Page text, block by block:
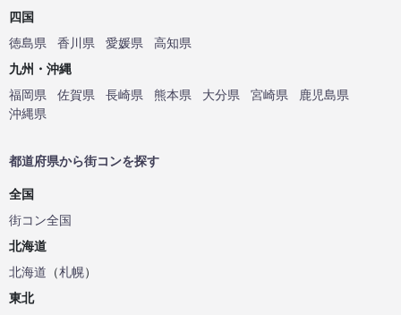
四国
徳島県
香川県 愛媛県
高知県
九州・沖縄
福岡県
佐賀県 長崎県 熊本県 大分県 宮崎県
鹿児島県
沖縄県
都道府県から街コンを探す
全国
街コン全国
北海道
北海道 （札幌）
東北